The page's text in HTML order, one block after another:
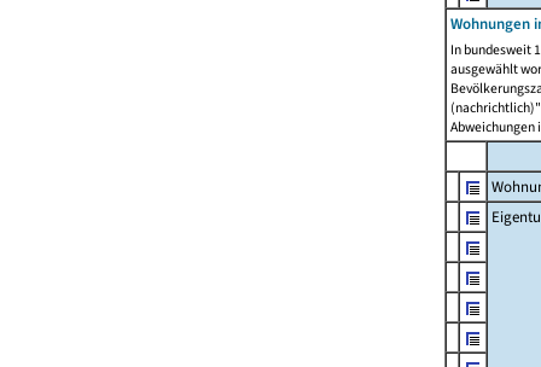
Wohnungen
In bundesweit
ausgewählt
Abweichungen